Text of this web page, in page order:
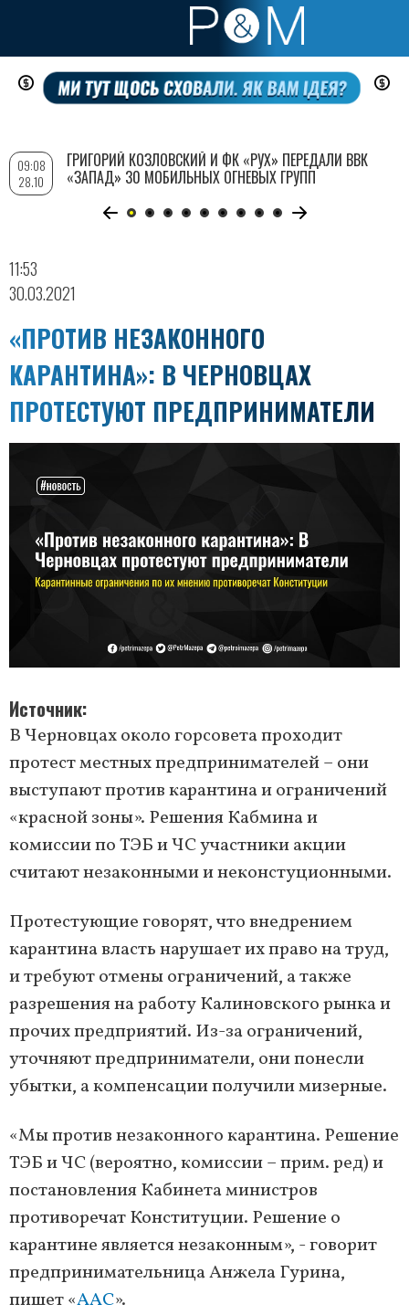
Перейти
содержанию
11:53
30.03.2021
«ПРОТИВ НЕЗАКОННОГО
КАРАНТИНА»: В ЧЕРНОВЦАХ
ПРОТЕСТУЮТ ПРЕДПРИНИМАТЕЛИ
Источник
В Черновцах около горсовета проходит
протест местных предпринимателей – они
выступают против карантина и ограничений
«красной зоны». Решения Кабмина и
комиссии по ТЭБ и ЧС участники акции
считают незаконными и неконстуционными.
Протестующие говорят, что внедрением
карантина власть нарушает их право на труд,
и требуют отмены ограничений, а также
разрешения на работу Калиновского рынка и
прочих предприятий. Из-за ограничений,
уточняют предприниматели, они понесли
убытки, а компенсации получили мизерные.
«Мы против незаконного карантина. Решение
ТЭБ и ЧС (вероятно, комиссии – прим. ред) и
постановления Кабинета министров
противоречат Конституции. Решение о
карантине является незаконным», - говорит
предпринимательница Анжела Гурина,
пишет «ААС».
09:08
28.10
ГРИГОРИЙ КОЗЛОВСКИЙ И ФК «РУХ» ПЕРЕДАЛИ ВВК
«ЗАПАД» 30 МОБИЛЬНЫХ ОГНЕВЫХ ГРУПП